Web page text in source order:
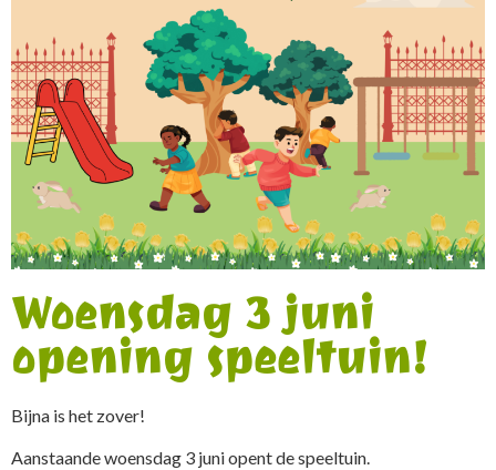
Woensdag 3 juni
opening speeltuin!
Bijna is het zover!
Aanstaande woensdag 3 juni opent de speeltuin.